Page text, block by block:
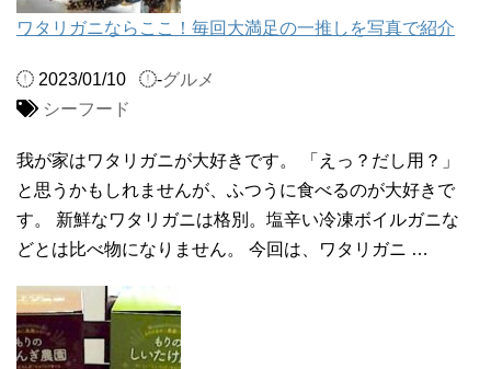
ワタリガニならここ！毎回大満足の一推しを写真で紹介
2023/01/10 -グルメ
シーフード
我が家はワタリガニが大好きです。 「えっ？だし用？」
と思うかもしれませんが、ふつうに食べるのが大好きで
す。 新鮮なワタリガニは格別。塩辛い冷凍ボイルガニな
どとは比べ物になりません。 今回は、ワタリガニ …